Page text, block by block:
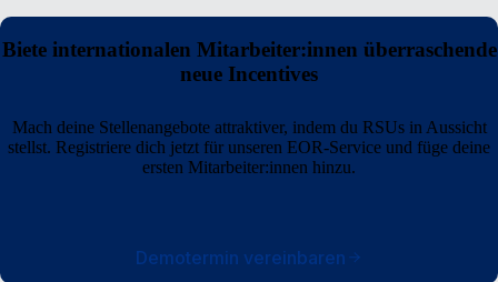
Biete internationalen Mitarbeiter:innen überraschende
neue Incentives
Mach deine Stellenangebote attraktiver, indem du RSUs in Aussicht
stellst. Registriere dich jetzt für unseren EOR-Service und füge deine
ersten Mitarbeiter:innen hinzu.
Demotermin vereinbaren